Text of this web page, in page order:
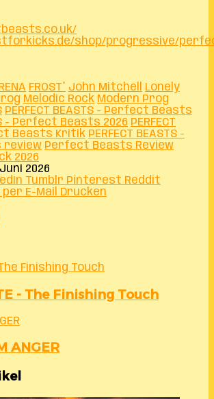
shop/progressive/
FROST* John Mitchell
Lonely
Melodic Rock Modern Prog
PERFECT BEASTS - Perfect Beasts
- Perfect Beasts 2026 PERFECT
Beasts Kritik PERFECT BEASTS -
review Perfect Beasts Review
2026
2026
Tumblr Pinterest Reddit
per E-Mail Drucken
The Finishing Touch
- The Finishing Touch
ANGER